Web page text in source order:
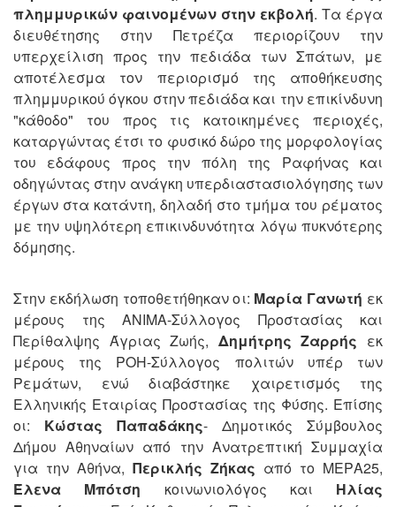
πλημμυρικών φαινομένων στην εκβολή. Τα έργα
διευθέτησης στην Πετρέζα περιορίζουν την
υπερχείλιση προς την πεδιάδα των Σπάτων, με
αποτέλεσμα τον περιορισμό της αποθήκευσης
πλημμυρικού όγκου στην πεδιάδα και την επικίνδυνη
"κάθοδο" του προς τις κατοικημένες περιοχές,
καταργώντας έτσι το φυσικό δώρο της μορφολογίας
του εδάφους προς την πόλη της Ραφήνας και
οδηγώντας στην ανάγκη υπερδιαστασιολόγησης των
έργων στα κατάντη, δηλαδή στο τμήμα του ρέματος
με την υψηλότερη επικινδυνότητα λόγω πυκνότερης
δόμησης.
Στην εκδήλωση τοποθετήθηκαν οι: Μαρία Γανωτή εκ
μέρους της ΑΝΙΜΑ-Σύλλογος Προστασίας και
Περίθαλψης Άγριας Ζωής, Δημήτρης Ζαρρής εκ
μέρους της ΡΟΗ-Σύλλογος πολιτών υπέρ των
Ρεμάτων, ενώ διαβάστηκε χαιρετισμός της
Ελληνικής Εταιρίας Προστασίας της Φύσης. Επίσης
οι: Κώστας Παπαδάκης- Δημοτικός Σύμβουλος
Δήμου Αθηναίων από την Ανατρεπτική Συμμαχία
για την Αθήνα, Περικλής Ζήκας από το ΜΕΡΑ25,
Έλενα Μπότση κοινωνιολόγος και Ηλίας